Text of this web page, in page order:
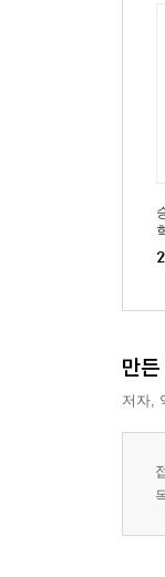
만
저자,